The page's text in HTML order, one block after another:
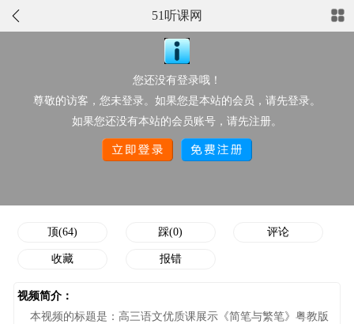
51听课网
您还没有登录哦！
尊敬的访客，您未登录。如果您是本站的会员，请先登录。
如果您还没有本站的会员账号，请先注册。
正在播放：高三语文优质课展示《简笔与繁笔》粤教版【杨老
点此上传配套资源
作者/执教老师：
杨老师 点击次数：
2625
12-10 15:23:00 顶/踩次数： 64/0
顶(64) 踩(0) 评论
收藏 报错
视频简介：
本视频的标题是：高三语文优质课展示《简笔与繁笔》粤教版